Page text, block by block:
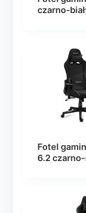
czarno-
Fotel
6.2